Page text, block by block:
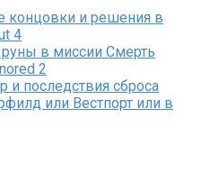
концовки и решения в
4
руны в миссии Смерть
2
и последствия сброса
или Вестпорт или в